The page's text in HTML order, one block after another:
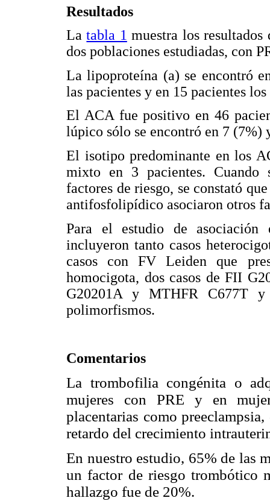
Resultados
Latabla 1 muestra los
dos poblaciones estudiadas, con
La lipoproteína (a) se encontró
las pacientes y en 15 pacientes
El ACA fue positivo en 46
lúpico sólo se encontró en 7 (7%)
El isotipo predominante en los
mixto en 3 pacientes. Cuando
factores de riesgo, se constató
antifosfolipídico asociaron otros
Para el estudio de asociación
incluyeron tanto casos
casos con FV Leiden que
homocigota, dos casos de FII
G20201A y MTHFR C677T
polimorfismos.
Comentarios
La trombofilia congénita o
mujeres con PRE y en
placentarias como
retardo del crecimiento
En nuestro estudio, 65% de las
un factor de riesgo trombótico
hallazgo fue de 20%.